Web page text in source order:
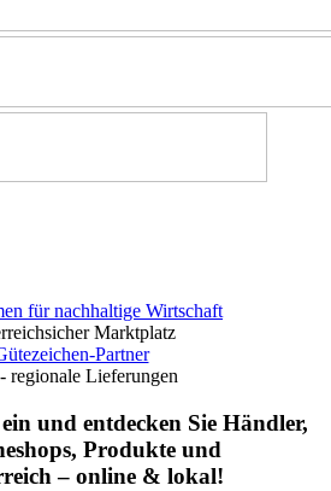
und entdecken Sie Händler,
Produkte und
– online & lokal!